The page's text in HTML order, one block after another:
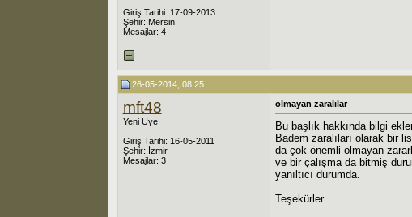
Giriş Tarihi: 17-09-2013
Şehir: Mersin
Mesajlar: 4
26-05-2014, 08:25
mft48
Yeni Üye
Giriş Tarihi: 16-05-2011
Şehir: İzmir
Mesajlar: 3
olmayan zaralılar
Bu başlık hakkında bilgi
Badem zaralıları olarak bir
da çok önemli olmayan
ve bir çalışma da bitmiş
yanıltıcı durumda.
Teşekürler